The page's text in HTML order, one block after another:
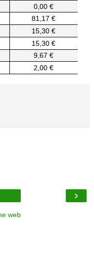
0,00 €
81,17 €
15,30 €
15,30 €
9,67 €
2,00 €
›
web